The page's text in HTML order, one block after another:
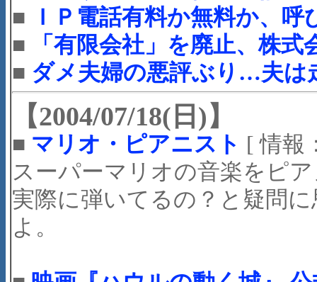
■
ＩＰ電話有料か無料か、
■
「有限会社」を廃止、株
■ ダメ夫婦の悪評ぶり…夫は
【2004/07/18(日)】
■ マリオ・ピアニスト [ 情報
スーパーマリオの音楽をピ
実際に弾いてるの？と疑問
よ。